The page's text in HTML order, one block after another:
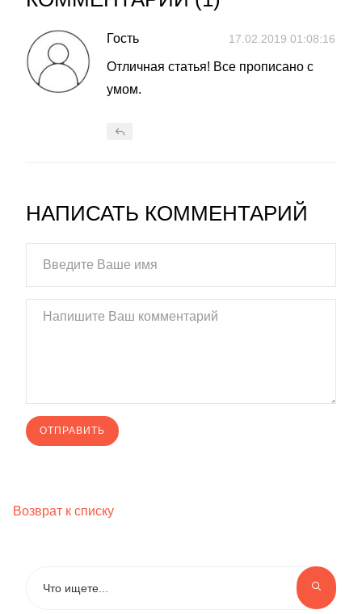
Гость 17.02.2019 01:08:16
Отличная статья! Все прописано с
умом.
НАПИСАТЬ КОММЕНТАРИЙ
Возврат к списку